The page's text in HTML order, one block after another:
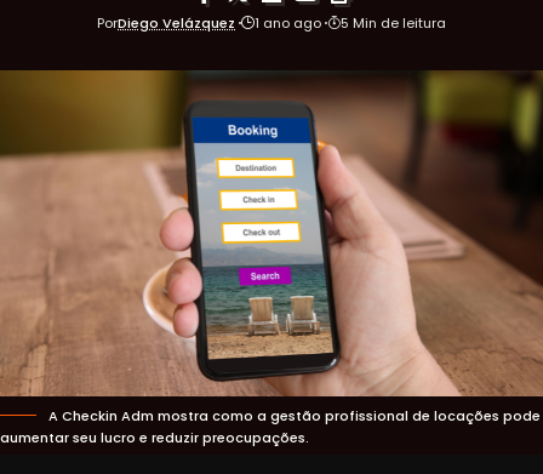
PorDiego Velázquez 1 ano ago 5 Min de leitura
A Checkin Adm mostra como a gestão profissional de locações pode
aumentar seu lucro e reduzir preocupações.